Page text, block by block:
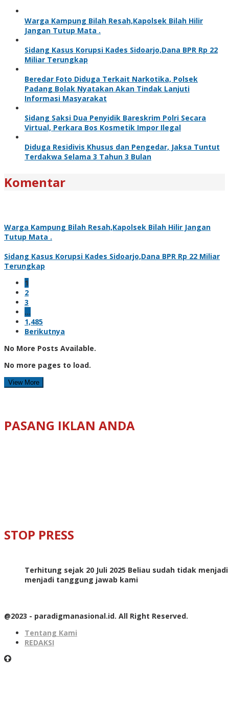
Warga Kampung Bilah Resah,Kapolsek Bilah Hilir
Jangan Tutup Mata .
Sidang Kasus Korupsi Kades Sidoarjo,Dana BPR Rp 22
Miliar Terungkap
Beredar Foto Diduga Terkait Narkotika, Polsek
Padang Bolak Nyatakan Akan Tindak Lanjuti
Informasi Masyarakat
Sidang Saksi Dua Penyidik Bareskrim Polri Secara
Virtual, Perkara Bos Kosmetik Impor Ilegal
Diduga Residivis Khusus dan Pengedar, Jaksa Tuntut
Terdakwa Selama 3 Tahun 3 Bulan
Komentar
Warga Kampung Bilah Resah,Kapolsek Bilah Hilir Jangan
Tutup Mata .
Sidang Kasus Korupsi Kades Sidoarjo,Dana BPR Rp 22 Miliar
Terungkap
1
2
3
…
1,485
Berikutnya
No More Posts Available.
No more pages to load.
View More
PASANG IKLAN ANDA
STOP PRESS
Terhitung sejak 20 Juli 2025 Beliau sudah tidak
menjadi tanggung jawab kami
@2023 - paradigmanasional.id. All Right Reserved.
Tentang Kami
REDAKSI